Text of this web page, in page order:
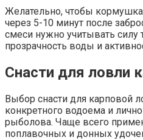
Желательно, чтобы
через 5-10 минут после
смеси нужно учитывать силу
прозрачность воды и
Снасти для ловли
Выбор снасти для карповой
конкретного водоема и
рыболова. Чаще всего
поплавочных и донных